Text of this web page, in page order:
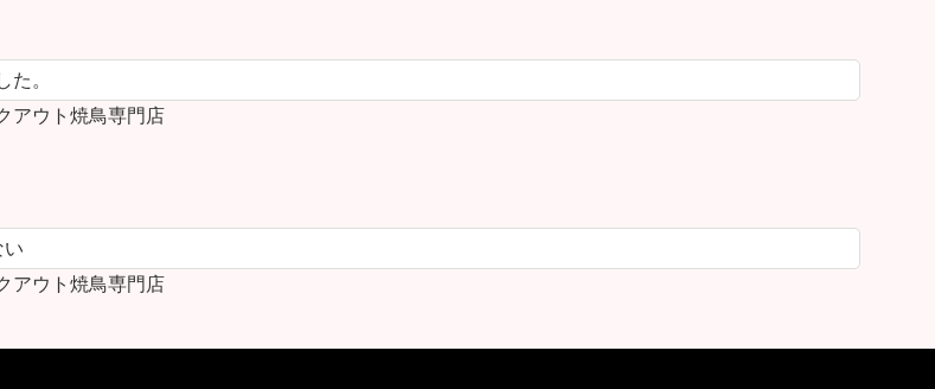
。
アウト焼鳥専門店
い
アウト焼鳥専門店